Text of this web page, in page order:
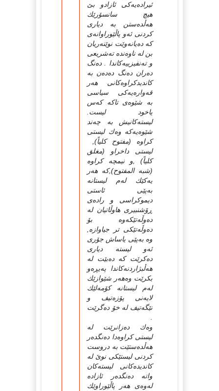
ئیراده‌یه‌كی ئازادو بێ‌
هیچ سانسۆرێك
هه‌ڵده‌ستن به‌ دیاری
كردنی ئه‌و پاڵێوراوانه‌ی
كه‌ ده‌یانه‌وێت نوێنه‌ریان
بن له‌ ناوه‌نده‌ ته‌شریعی
و ته‌نفیزییه‌كاندا . ده‌نگ
ده‌ران ده‌نگ ده‌ده‌ن به‌
كاندیدكراوه‌كانی هه‌ر
قه‌واره‌یه‌كی سیاسی
به‌ شێوه‌ی تاكه‌ كه‌س
یاخود لیست.
لیسته‌كانیش به‌ چه‌ند
شێوه‌یه‌كه‌ وه‌ك لیستی
كراوه‌ (مفتوح كلیاً),
لیستی داخراو (مغلق
كلیاً) ,و نیمچه‌ كراوه‌
(شبه‌ المفتوح),كه‌ هه‌ر
یه‌كێك له‌م لیستانه‌
به‌پێی ئاستی
دیموكراسی و راده‌ی
ڕۆشنبیری هاوڵاتیان له‌
ده‌وڵه‌تێكه‌وه‌ بۆ
ده‌وڵه‌تێكی تر جیاوازه‌,
وه‌ به‌پێی یاساش جۆری
ئه‌و لیسته‌ دیاری
ده‌كرێت كه‌ ده‌بێت له‌
هه‌ڵبژاردنه‌كاندا په‌یڕه‌و
بكرێت وه‌هه‌ر شێوازێك
له‌م لیستانه‌ كۆمه‌لێك
لایه‌نی پۆزه‌تیف و
نێگه‌تیف له‌ خۆ ده‌گرێت
وه‌ك ده‌زانرێت له‌
لیستی كراوه‌دا ده‌نگده‌ر
هه‌ڵده‌ستێت به‌ دروست
كردنی لیستێكی نوێ‌ له‌
كاندیده‌كانی لیسته‌كان
واته‌ ده‌نگده‌ر ئازاده‌
له‌وه‌ی هه‌ر پاڵێوراوێك